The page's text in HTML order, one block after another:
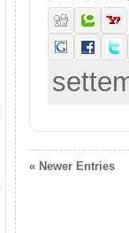
« Newer Entries